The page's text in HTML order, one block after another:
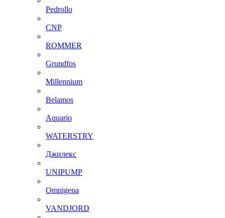
Pedrollo
CNP
ROMMER
Grundfos
Millennium
Belamos
Aquario
WATERSTRY
Джилекс
UNIPUMP
Omnigena
VANDJORD